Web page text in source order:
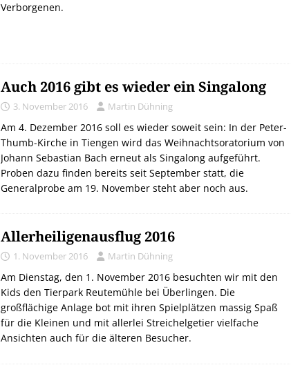
Verborgenen.
Auch 2016 gibt es wieder ein Singalong
3. November 2016 Martin Dühning
Am 4. Dezember 2016 soll es wieder soweit sein: In der Peter-
Thumb-Kirche in Tiengen wird das Weihnachtsoratorium von
Johann Sebastian Bach erneut als Singalong aufgeführt.
Proben dazu finden bereits seit September statt, die
Generalprobe am 19. November steht aber noch aus.
Allerheiligenausflug 2016
1. November 2016 Martin Dühning
Am Dienstag, den 1. November 2016 besuchten wir mit den
Kids den Tierpark Reutemühle bei Überlingen. Die
großflächige Anlage bot mit ihren Spielplätzen massig Spaß
für die Kleinen und mit allerlei Streichelgetier vielfache
Ansichten auch für die älteren Besucher.